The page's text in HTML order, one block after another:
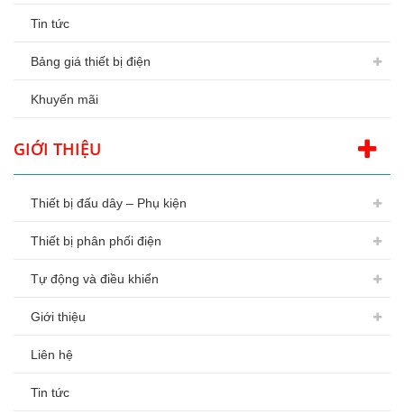
Tin tức
Bảng giá thiết bị điện
Khuyến mãi
GIỚI THIỆU
Thiết bị đấu dây – Phụ kiện
Thiết bị phân phối điện
Tự động và điều khiển
Giới thiệu
Liên hệ
Tin tức